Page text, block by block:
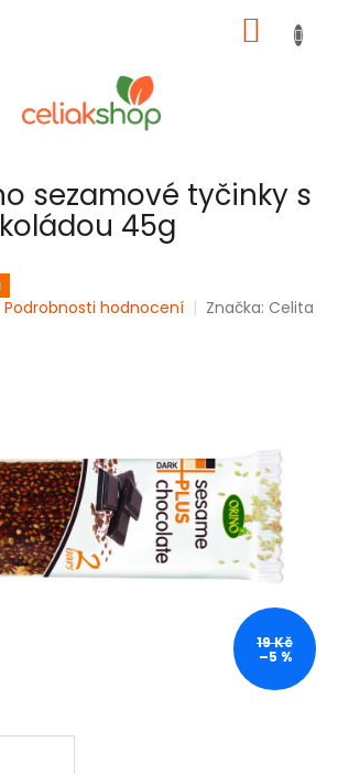
KOŠÍK
sezamové tyčinky s
45g
Podrobnosti hodnocení Značka: Celita
19 Kč
–5 %